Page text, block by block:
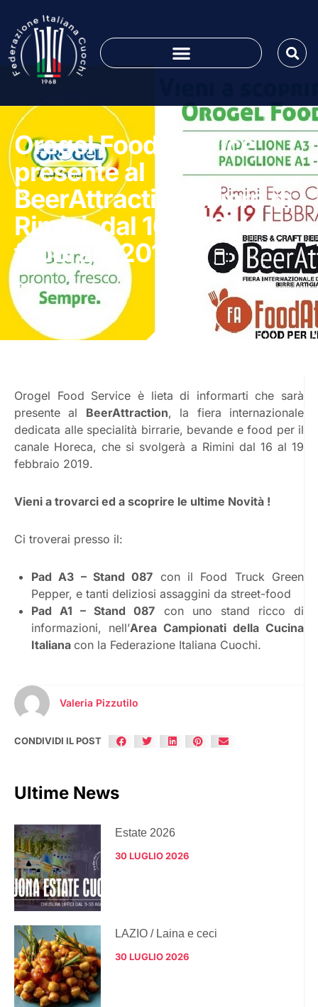
Orogel Food Service
presente al
BeerAttraction | Fiera di
Rimini, dal 16 al 19
febbraio 2019
Febbraio 8, 2019
Orogel Food Service è lieta di informarti che sarà
presente al BeerAttraction, la fiera internazionale
dedicata alle specialità birrarie, bevande e food per il
canale Horeca, che si svolgerà a Rimini dal 16 al 19
febbraio 2019.
Vieni a trovarci ed a scoprire le ultime Novità !
Ci troverai presso il:
Pad A3 – Stand 087 con il Food Truck Green
Pepper, e tanti deliziosi assaggini da street-food
Pad A1 – Stand 087 con uno stand ricco di
informazioni, nell’Area Campionati della Cucina
Italiana con la Federazione Italiana Cuochi.
Valeria Pizzutilo
CONDIVIDI IL POST
Ultime News
Estate 2026
30 LUGLIO 2026
LAZIO / Laina e ceci
30 LUGLIO 2026